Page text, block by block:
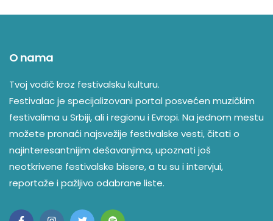
O nama
Tvoj vodič kroz festivalsku kulturu.
Festivalac je specijalizovani portal posvećen muzičkim
festivalima u Srbiji, ali i regionu i Evropi. Na jednom mestu
možete pronaći najsvežije festivalske vesti, čitati o
najinteresantnijim dešavanjima, upoznati još
neotkrivene festivalske bisere, a tu su i intervjui,
reportaže i pažljivo odabrane liste.